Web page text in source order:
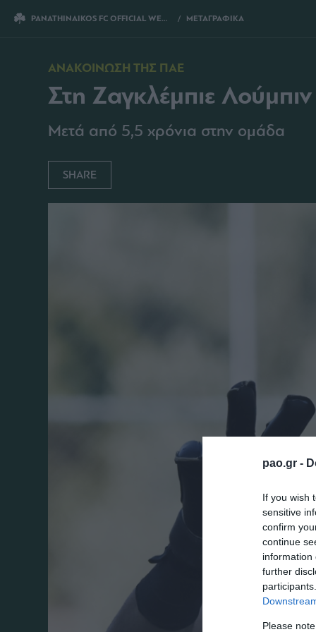
pao.gr -
If you wish
sensitive
confirm
continue
information
further
Please
PANATHINAIKOS FC OFFICIAL WEBSITE ΜΕΤΑΓΡΑΦΙΚΑ
ΑΝΑΚΟΙΝΩΣΗ ΤΗΣ ΠΑΕ
Στη Ζαγκλέμπιε
Μετά από 5,5 χρόνια στην ομάδα
SHARE